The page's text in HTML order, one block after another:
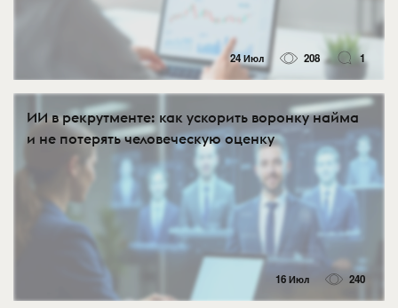
24 Июл 208 1
ИИ в рекрутменте: как ускорить воронку найма
и не потерять человеческую оценку
16 Июл 240